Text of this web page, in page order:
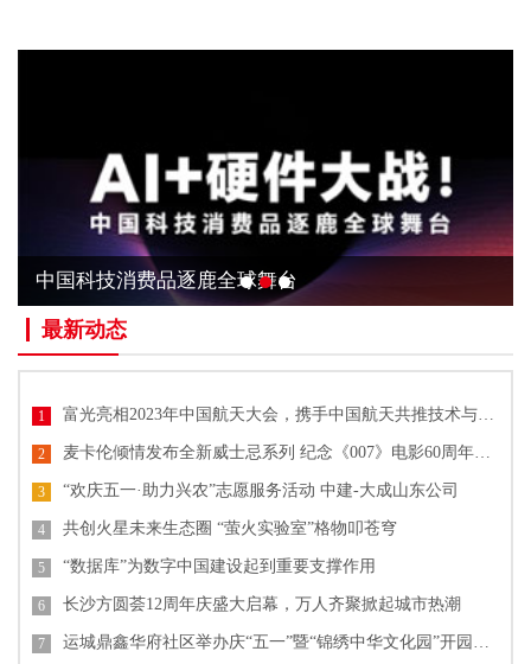
中国科技消费品逐鹿全球舞台
最新动态
1
2
3 “欢庆五一·助力兴农”志愿服务活动 中建-大成山东公司
4 共创火星未来生态圈 “萤火实验室”格物叩苍穹
5 “数据库”为数字中国建设起到重要支撑作用
6 长沙方圆荟12周年庆盛大启幕，万人齐聚掀起城市热潮
7